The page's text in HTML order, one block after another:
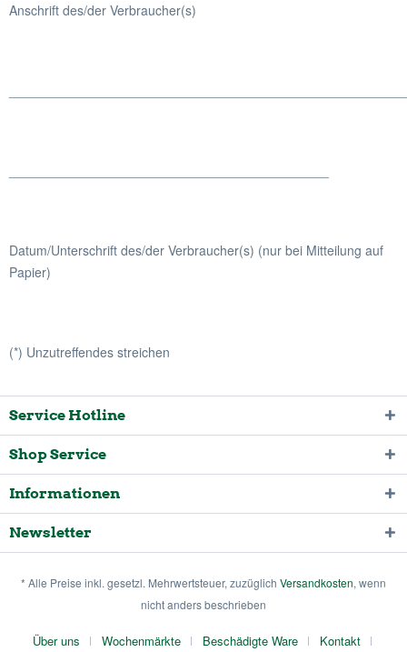
Anschrift des/der Verbraucher(s)
Datum/Unterschrift des/der Verbraucher(s) (nur bei Mitteilung auf
Papier)
(*) Unzutreffendes streichen
Service Hotline
Shop Service
Informationen
Newsletter
* Alle Preise inkl. gesetzl. Mehrwertsteuer, zuzüglich Versandkosten, wenn
nicht anders beschrieben
Über uns Wochenmärkte Beschädigte Ware
Kontakt